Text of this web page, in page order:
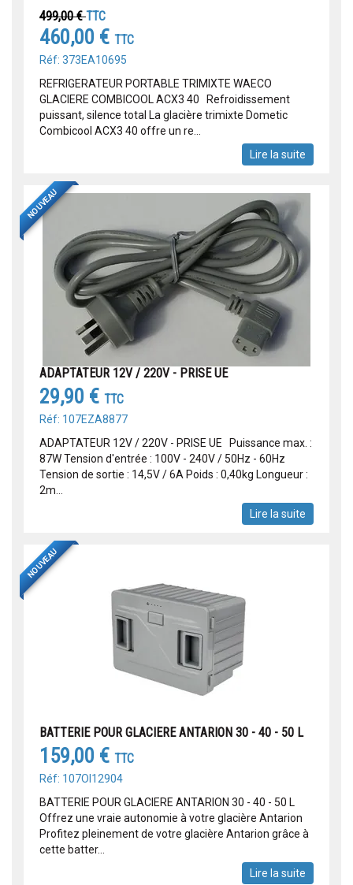
499,00 €TTC
460,00 € TTC
Réf: 373EA10695
REFRIGERATEUR PORTABLE TRIMIXTE WAECO
GLACIERE COMBICOOL ACX3 40 Refroidissement
puissant, silence total La glacière trimixte Dometic
Combicool ACX3 40 offre un re...
Lire la suite
NOUVEAU
ADAPTATEUR 12V / 220V - PRISE UE
29,90 € TTC
Réf: 107EZA8877
ADAPTATEUR 12V / 220V - PRISE UE Puissance max. :
87W Tension d'entrée : 100V - 240V / 50Hz - 60Hz
Tension de sortie : 14,5V / 6A Poids : 0,40kg Longueur :
2m...
Lire la suite
NOUVEAU
BATTERIE POUR GLACIERE ANTARION 30 - 40 - 50 L
159,00 € TTC
Réf: 107OI12904
BATTERIE POUR GLACIERE ANTARION 30 - 40 - 50 L
Offrez une vraie autonomie à votre glacière Antarion
Profitez pleinement de votre glacière Antarion grâce à
cette batter...
Lire la suite